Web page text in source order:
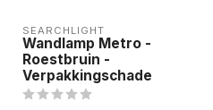
SEARCHLIGHT
Wandlamp Metro -
Roestbruin -
Verpakkingschade